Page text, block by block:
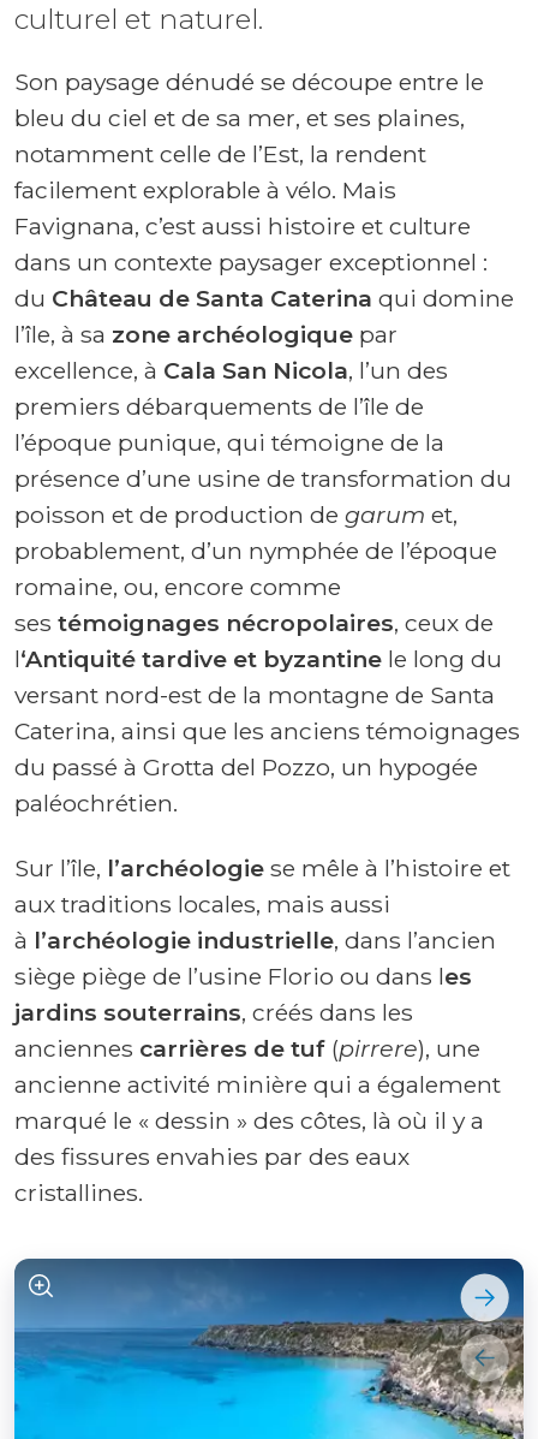
culturel et naturel.
Son paysage dénudé se découpe entre le
bleu du ciel et de sa mer, et ses plaines,
notamment celle de l’Est, la rendent
facilement explorable à vélo. Mais
Favignana, c’est aussi histoire et culture
dans un contexte paysager exceptionnel :
du Château de Santa Caterina qui domine
l’île, à sa zone archéologique par
excellence, à Cala San Nicola, l’un des
premiers débarquements de l’île de
l’époque punique, qui témoigne de la
présence d’une usine de transformation du
poisson et de production de garum et,
probablement, d’un nymphée de l’époque
romaine, ou, encore comme
ses témoignages nécropolaires, ceux de
l‘Antiquité tardive et byzantine le long du
versant nord-est de la montagne de Santa
Caterina, ainsi que les anciens témoignages
du passé à Grotta del Pozzo, un hypogée
paléochrétien.
Sur l’île, l’archéologie se mêle à l’histoire et
aux traditions locales, mais aussi
à l’archéologie industrielle, dans l’ancien
siège piège de l’usine Florio ou dans les
jardins souterrains, créés dans les
anciennes carrières de tuf (pirrere), une
ancienne activité minière qui a également
marqué le « dessin » des côtes, là où il y a
des fissures envahies par des eaux
cristallines.